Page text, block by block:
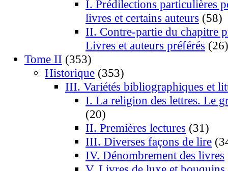
I. Prédilections particulières
livres et certains auteurs (58)
II. Contre-partie du chapitre
Livres et auteurs préférés (26)
Tome II (353)
Historique (353)
III. Variétés bibliographiques et
I. La religion des lettres. Le
(20)
II. Premières lectures (31)
III. Diverses façons de lire
IV. Dénombrement des livres